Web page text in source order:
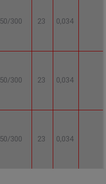
50/300 23 0,034
50/300 23 0,034
50/300 23 0,034